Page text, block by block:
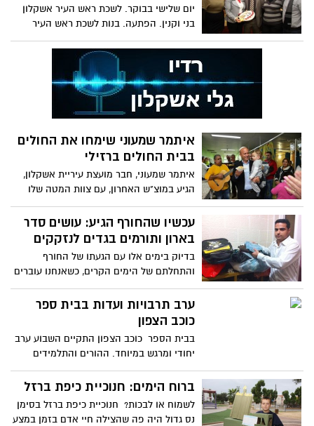
יום שלישי בבוקר. לשכת ראש העיר אשקלון
בני וקנין. הפתעה. בנות לשכת ראש העיר
מיכל בן שושן, שמחה ושאר
איתמר שמעוני שימחו את החולים
בבית החולים ברזילי
איתמר שמעוני, חבר מועצת עיריית אשקלון,
הגיע במוצ"ש האחרון, עם צוות המטה שלו
למרכז הרפואי 'ברזילי'
עכשיו שהחורף הגיע: עושים סדר
בארון ותורמים בגדים לנזקקים
בדיוק בימים אלו עם הגעתו של החורף
והתחלתם של הימים הקרים, כשאנחנו עוברים
לארון חורף יזמה השבוע אכפת
ערב תרבויות ועדות בבית ספר
כוכב הצפון
בבית הספר כוכב הצפון התקיים השבוע ערב
יחודי ומרגש במיוחד. ההורים והתלמידים
שהגיעו לבית הספר נחשפו
ברוח הימים: חנוכיית כיפת ברזל
לשמוח או לבכות? חנוכיית כיפת ברזל בסימן
נס גדול היה פה שהצילה חיי אדם בזמן במצע